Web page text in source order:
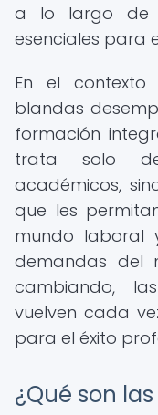
a lo largo de
esenciales para
En el contexto
blandas
formación
trata solo de
académicos,
que les
mundo laboral
demandas del
cambiando,
vuelven cada
para el éxito
¿Qué son